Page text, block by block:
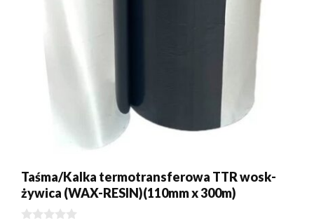
Taśma/Kalka termotransferowa TTR wosk-
żywica (WAX-RESIN)(110mm x 300m)